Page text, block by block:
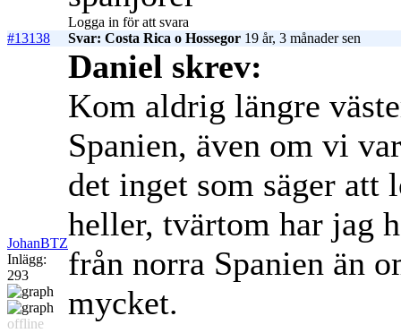
Logga in för att svara
#13138
Svar: Costa Rica o Hossegor 19 år, 3 månader sen
JohanBTZ
Inlägg:
293
offline
Daniel skrev:
Kom aldrig längre
Spanien, även om vi
det inget som säger att
heller, tvärtom har jag
från norra Spanien än
mycket.